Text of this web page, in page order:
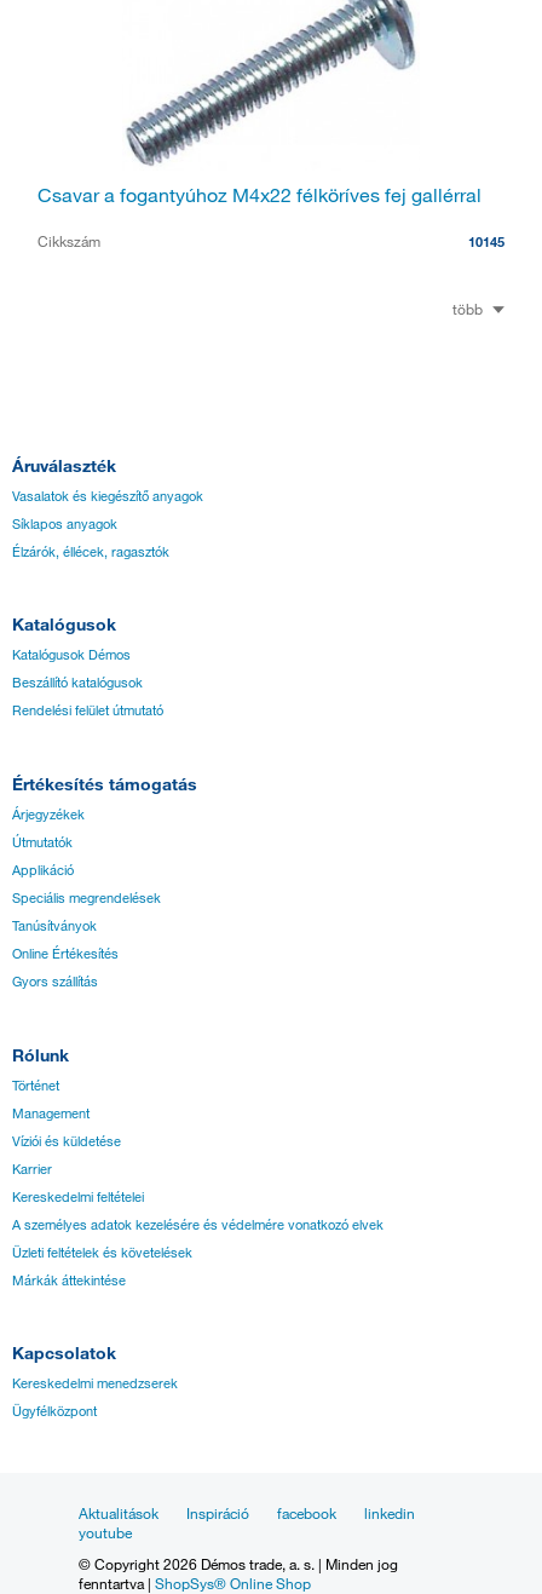
Csavar a fogantyúhoz M4x22 félköríves fej gallérral
Cikkszám 10145
több
Áruválaszték
Vasalatok és kiegészítő anyagok
Síklapos anyagok
Élzárók, éllécek, ragasztók
Katalógusok
Katalógusok Démos
Beszállító katalógusok
Rendelési felület útmutató
Értékesítés támogatás
Árjegyzékek
Útmutatók
Applikáció
Speciális megrendelések
Tanúsítványok
Online Értékesítés
Gyors szállítás
Rólunk
Történet
Management
Víziói és küldetése
Karrier
Kereskedelmi feltételei
A személyes adatok kezelésére és védelmére vonatkozó elvek
Üzleti feltételek és követelések
Márkák áttekintése
Kapcsolatok
Kereskedelmi menedzserek
Ügyfélközpont
Aktualitások Inspiráció facebook
linkedin
youtube
© Copyright 2026 Démos trade, a. s. | Minden jog
fenntartva | ShopSys® Online Shop